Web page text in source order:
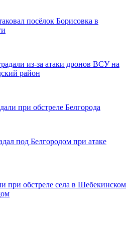
посёлок Борисовка в
из-за атаки дронов ВСУ на
район
при обстреле Белгорода
под Белгородом при атаке
при обстреле села в Шебекинском